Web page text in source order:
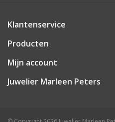
Klantenservice
Producten
Mijn account
Juwelier Marleen Peters